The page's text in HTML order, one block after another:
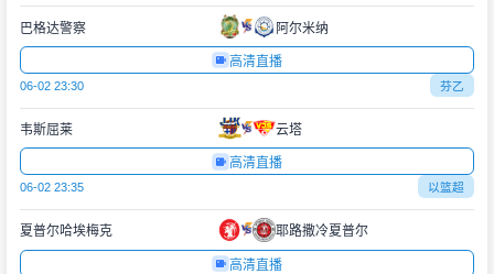
巴格达警察 阿尔米纳
高清直播
06-02 23:30 芬乙
韦斯屈莱 云塔
高清直播
06-02 23:35 以篮超
夏普尔哈埃梅克 耶路撒冷夏普尔
高清直播